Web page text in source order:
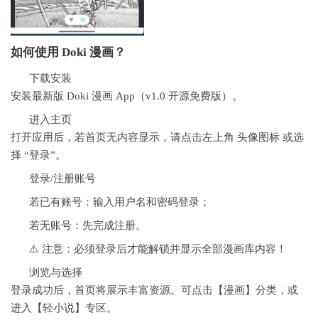
如何使用 Doki 漫画？
下载安装
安装最新版 Doki 漫画 App（v1.0 开源免费版）。
进入主页
打开应用后，若首页无内容显示，请点击左上角 头像图标 或选
择 “登录”。
登录/注册账号
若已有账号：输入用户名和密码登录；
若无账号：先完成注册。
⚠️ 注意：必须登录后才能解锁并显示全部漫画库内容！
浏览与选择
登录成功后，首页将展示丰富资源。可点击【漫画】分类，或
进入【轻小说】专区。